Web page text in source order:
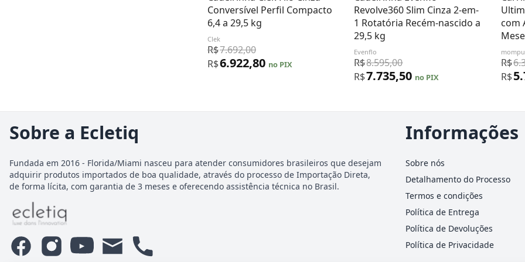
Conversível Perfil Compacto
6,4 a 29,5 kg
Clek
R$7.692,00
R$6.922,80 no PIX
Revolve360 Slim Cinza 2-em-
1 Rotatória Recém-nascido a
29,5 kg
Evenflo
R$8.595,00
R$7.735,50 no PIX
com
R$
R$
Sobre a Ecletiq
Fundada em 2016 - Florida/Miami nasceu para atender consumidores brasileiros que desejam
adquirir produtos importados de boa qualidade, através do processo de Importação Direta,
de forma lícita, com garantia de 3 meses e oferecendo assistência técnica no Brasil.
Informações
Sobre nós
Detalhamento do Processo
Termos e condições
Política de Entrega
Política de Devoluções
Política de Privacidade